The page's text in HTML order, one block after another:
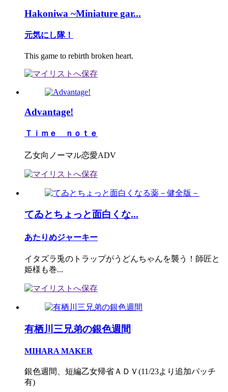
Hakoniwa ~Miniature gar...
元気にし隊！
This game to rebirth broken heart.
Advantage!
Ｔｉｍｅ ｎｏｔｅ
乙女向ノーマル恋愛ADV
てゐとちょっと面白くな...
あたりめジャーキー
イタズラ兎のトラップがうどんちゃんを襲う！師匠と
姫様も巻...
有栖川三兄弟の銀色週間
MIHARA MAKER
銀色週間、短編乙女帰省ＡＤＶ(11/23より追加パッチ
有)